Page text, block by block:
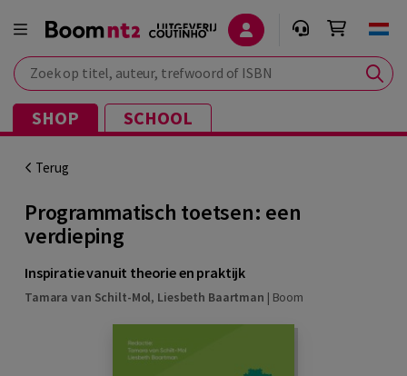
Zoek op titel, auteur, trefwoord of ISBN
SHOP SCHOOL
Terug
Programmatisch toetsen: een
verdieping
Inspiratie vanuit theorie en praktijk
Tamara van Schilt-Mol, Liesbeth Baartman | Boom